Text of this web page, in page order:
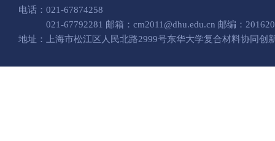
电话：021-67874258
021-67792281 邮箱：cm2011@dhu.edu.cn 邮编：201620
地址：上海市松江区人民北路2999号东华大学复合材料协同创